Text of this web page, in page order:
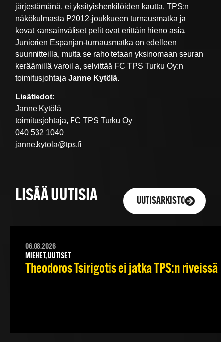
järjestämänä, ei yksityishenkilöiden kautta. TPS:n
näkökulmasta P2012-joukkueen turnausmatka ja
kovat kansainväliset pelit ovat erittäin hieno asia.
Juniorien Espanjan-turnausmatka on edelleen
suunnitteilla, mutta se rahoitetaan yksinomaan seuran
keräämillä varoilla, selvittää FC TPS Turku Oy:n
toimitusjohtajaJanne Kytölä.
Lisätiedot:
Janne Kytölä
toimitusjohtaja, FC TPS Turku Oy
040 532 1040
janne.kytola@tps.fi
LISÄÄ UUTISIA UUTISARKISTO
06.08.2026
MIEHET, UUTISET
Theodoros Tsirigotis ei jatka TPS:n riveissä